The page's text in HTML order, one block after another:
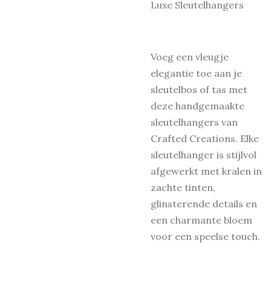
Luxe Sleutelhangers
Voeg een vleugje
elegantie toe aan je
sleutelbos of tas met
deze handgemaakte
sleutelhangers van
Crafted Creations. Elke
sleutelhanger is stijlvol
afgewerkt met kralen in
zachte tinten,
glinsterende details en
een charmante bloem
voor een speelse touch.